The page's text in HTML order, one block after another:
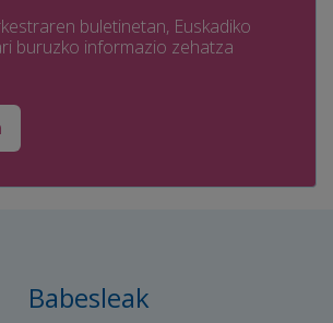
buletinetan, Euskadiko
buruzko informazio zehatza
Babesleak